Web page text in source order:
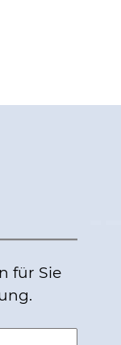
für Sie